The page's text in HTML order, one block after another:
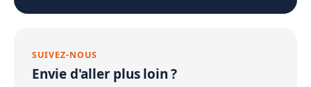
SUIVEZ-NOUS
Envie d'aller plus loin ?